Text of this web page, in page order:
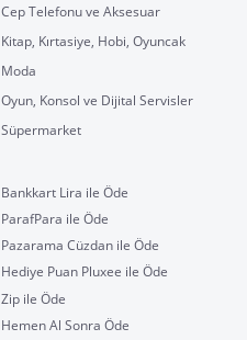
Cep Telefonu ve Aksesuar
Kitap, Kırtasiye, Hobi, Oyuncak
Moda
Oyun, Konsol ve Dijital Servisler
Süpermarket
Bankkart Lira ile Öde
ParafPara ile Öde
Pazarama Cüzdan ile Öde
Hediye Puan Pluxee ile Öde
Zip ile Öde
Hemen Al Sonra Öde